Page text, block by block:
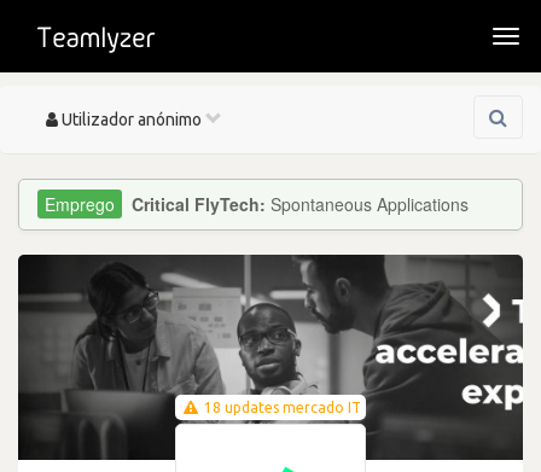
Toggle
Utilizador anónimo
Critical FlyTech: Spontaneous Applications
18 updates mercado IT